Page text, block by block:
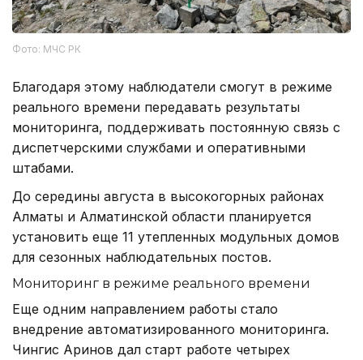
Фото: МЧС РК
Благодаря этому наблюдатели смогут в режиме
реального времени передавать результаты
мониторинга, поддерживать постоянную связь с
диспетчерскими службами и оперативными
штабами.
До середины августа в высокогорных районах
Алматы и Алматинской области планируется
установить еще 11 утепленных модульных домов
для сезонных наблюдательных постов.
Мониторинг в режиме реального времени
Еще одним направлением работы стало
внедрение автоматизированного мониторинга.
Чингис Аринов дал старт работе четырех